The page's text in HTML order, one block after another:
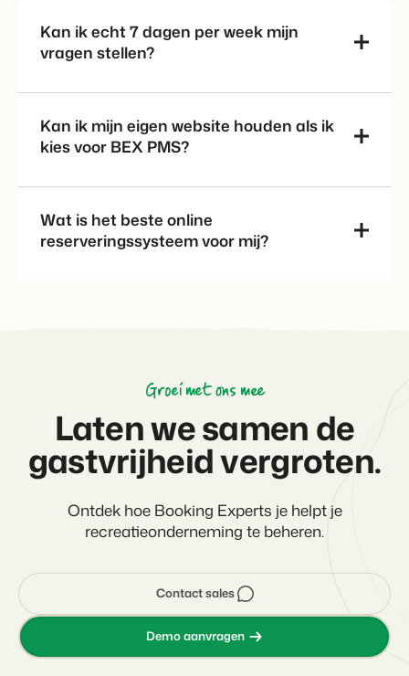
Kan ik echt 7 dagen per week mijn
vragen stellen?
Support
Kan ik mijn eigen website houden als ik
kies voor BEX PMS?
Wat is het beste online
reserveringssysteem voor mij?
Groei met ons mee
Laten we samen de
gastvrijheid vergroten.
Ontdek hoe Booking Experts je helpt je
recreatieonderneming te beheren.
Demo aanvragen
Contact sales